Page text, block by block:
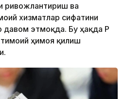
ривожлантириш ва
хизматлар сифатини
этмоқда. Бу ҳақда ҚР
ҳимоя қилиш